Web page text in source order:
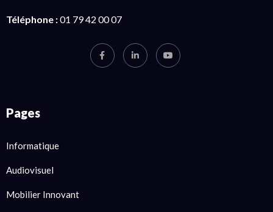
Téléphone :01 79 42 00 07
Pages
Informatique
Audiovisuel
Mobilier Innovant